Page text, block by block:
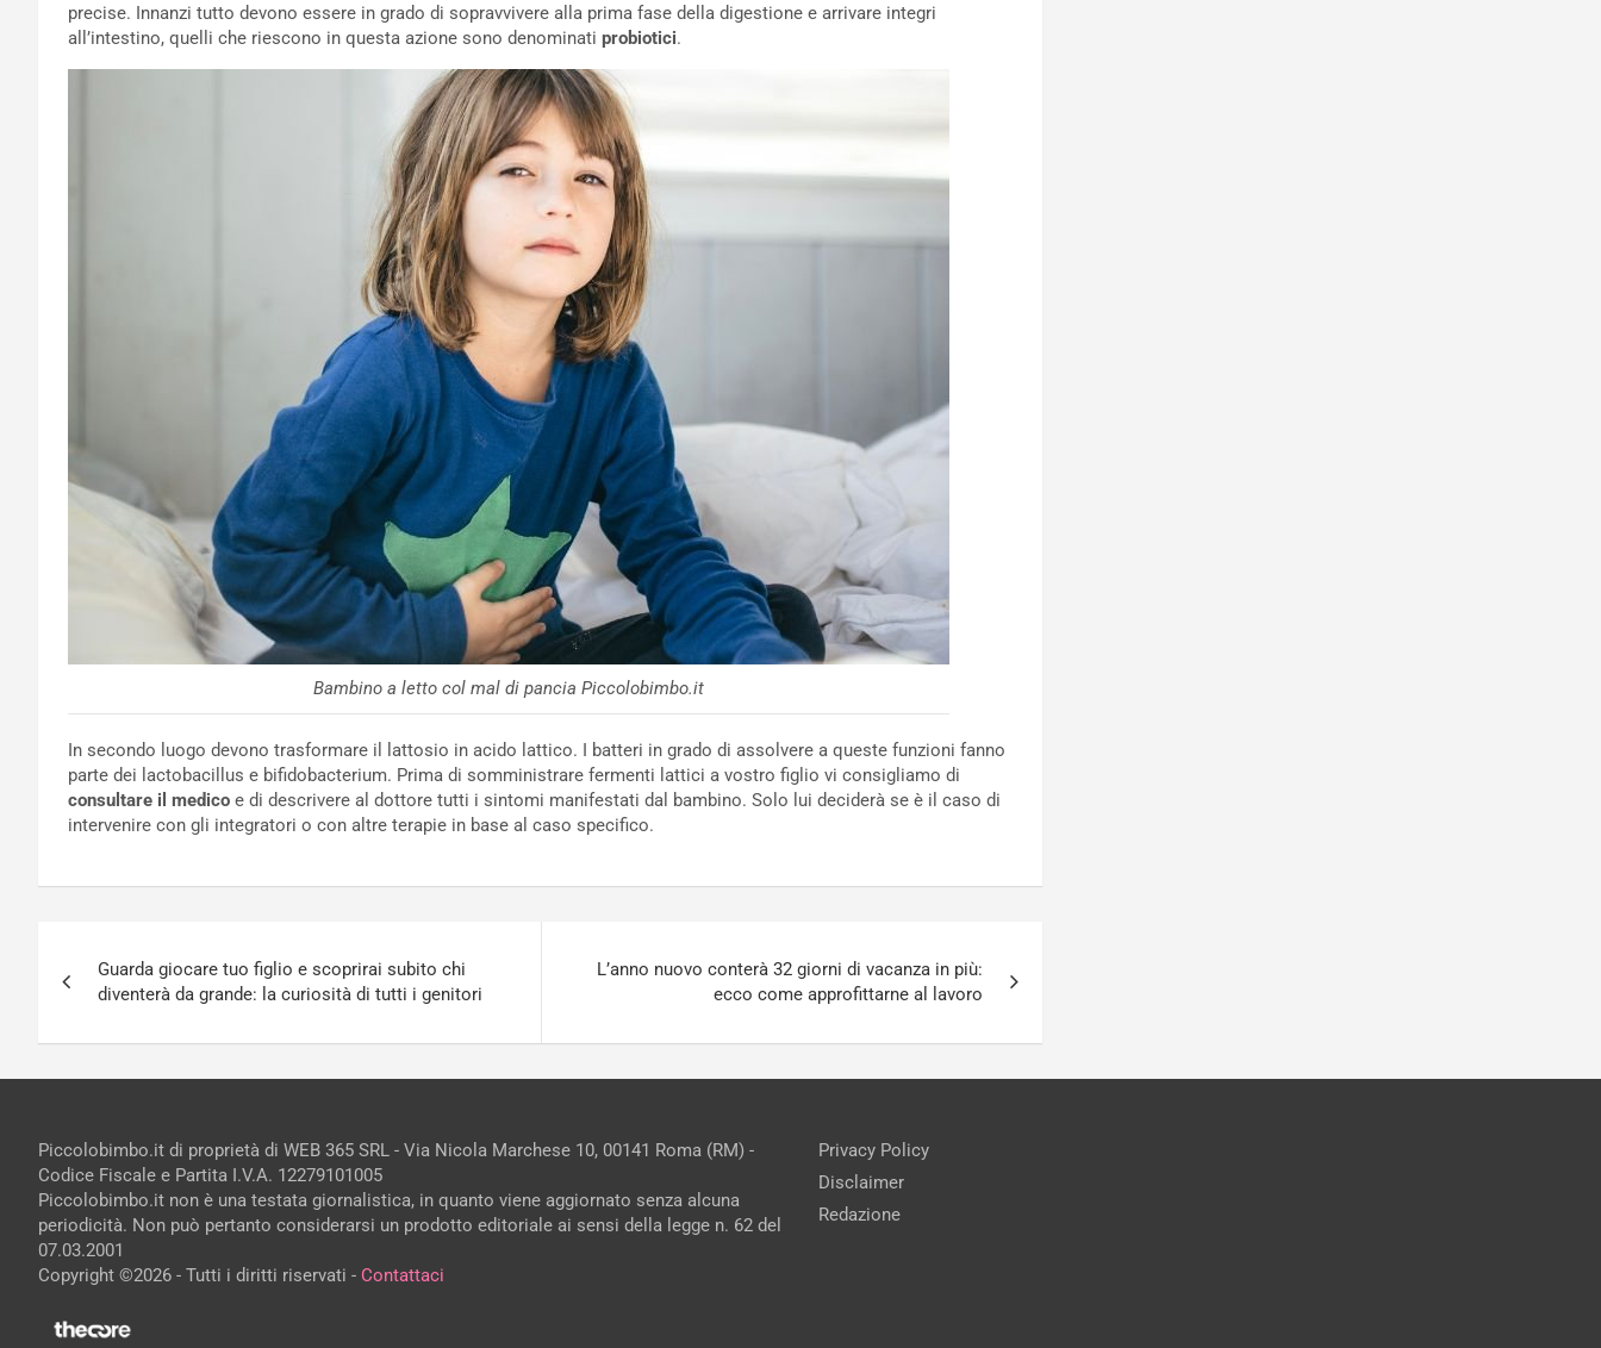
precise. Innanzi tutto devono essere in grado di sopravvivere alla prima fase della digestione e arrivare integri
all’intestino, quelli che riescono in questa azione sono denominati probiotici.
Bambino a letto col mal di pancia Piccolobimbo.it
In secondo luogo devono trasformare il lattosio in acido lattico. I batteri in grado di assolvere a queste funzioni fanno
parte dei lactobacillus e bifidobacterium. Prima di somministrare fermenti lattici a vostro figlio vi consigliamo di
consultare il medico e di descrivere al dottore tutti i sintomi manifestati dal bambino. Solo lui deciderà se è il caso di
intervenire con gli integratori o con altre terapie in base al caso specifico.
articoli
Guarda giocare tuo figlio e scoprirai subito chi
diventerà da grande: la curiosità di tutti i genitori
L’anno nuovo conterà 32 giorni di vacanza in più:
ecco come approfittarne al lavoro
Piccolobimbo.it di proprietà di WEB 365 SRL - Via Nicola Marchese 10, 00141 Roma (RM) -
Codice Fiscale e Partita I.V.A. 12279101005
Piccolobimbo.it non è una testata giornalistica, in quanto viene aggiornato senza alcuna
periodicità. Non può pertanto considerarsi un prodotto editoriale ai sensi della legge n. 62 del
07.03.2001
Copyright ©2026 - Tutti i diritti riservati - Contattaci
Privacy Policy
Disclaimer
Redazione